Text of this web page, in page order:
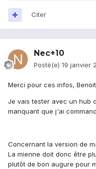
Citer
Nec+10
Posté(e) 19 janvier
Merci pour ces infos,
Je vais tester avec un hub
manquant que j'ai
Concernant la version de
La mienne doit donc être
plutôt de bon augure pour